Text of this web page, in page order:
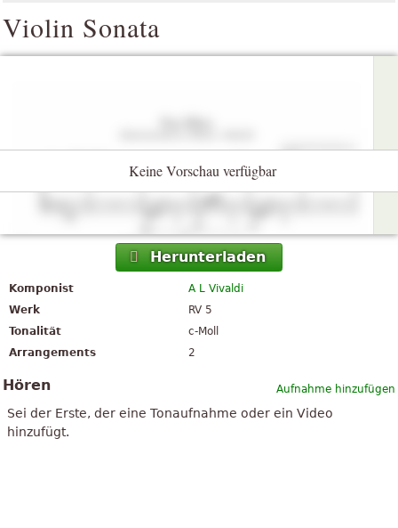
Violin Sonata
Keine Vorschau verfügbar
Herunterladen
Komponist
A L Vivaldi
Werk
RV 5
Tonalität
c-Moll
Arrangements
2
Aufnahme hinzufügen
Hören
Sei der Erste, der eine Tonaufnahme oder ein Video
hinzufügt.